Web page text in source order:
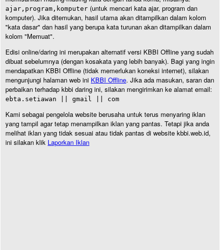
ajar,program,komputer (untuk mencari kata ajar, program dan
komputer). Jika ditemukan, hasil utama akan ditampilkan dalam kolom
"kata dasar" dan hasil yang berupa kata turunan akan ditampilkan dalam
kolom "Memuat".
Edisi online/daring ini merupakan alternatif versi KBBI Offline yang sudah
dibuat sebelumnya (dengan kosakata yang lebih banyak). Bagi yang ingin
mendapatkan KBBI Offline (tidak memerlukan koneksi internet), silakan
mengunjungi halaman web ini KBBI Offline. Jika ada masukan, saran dan
perbaikan terhadap kbbi daring ini, silakan mengirimkan ke alamat email:
ebta.setiawan || gmail || com
Kami sebagai pengelola website berusaha untuk terus menyaring iklan
yang tampil agar tetap menampilkan iklan yang pantas. Tetapi jika anda
melihat iklan yang tidak sesuai atau tidak pantas di website kbbi.web.id,
ini silakan klik Laporkan Iklan